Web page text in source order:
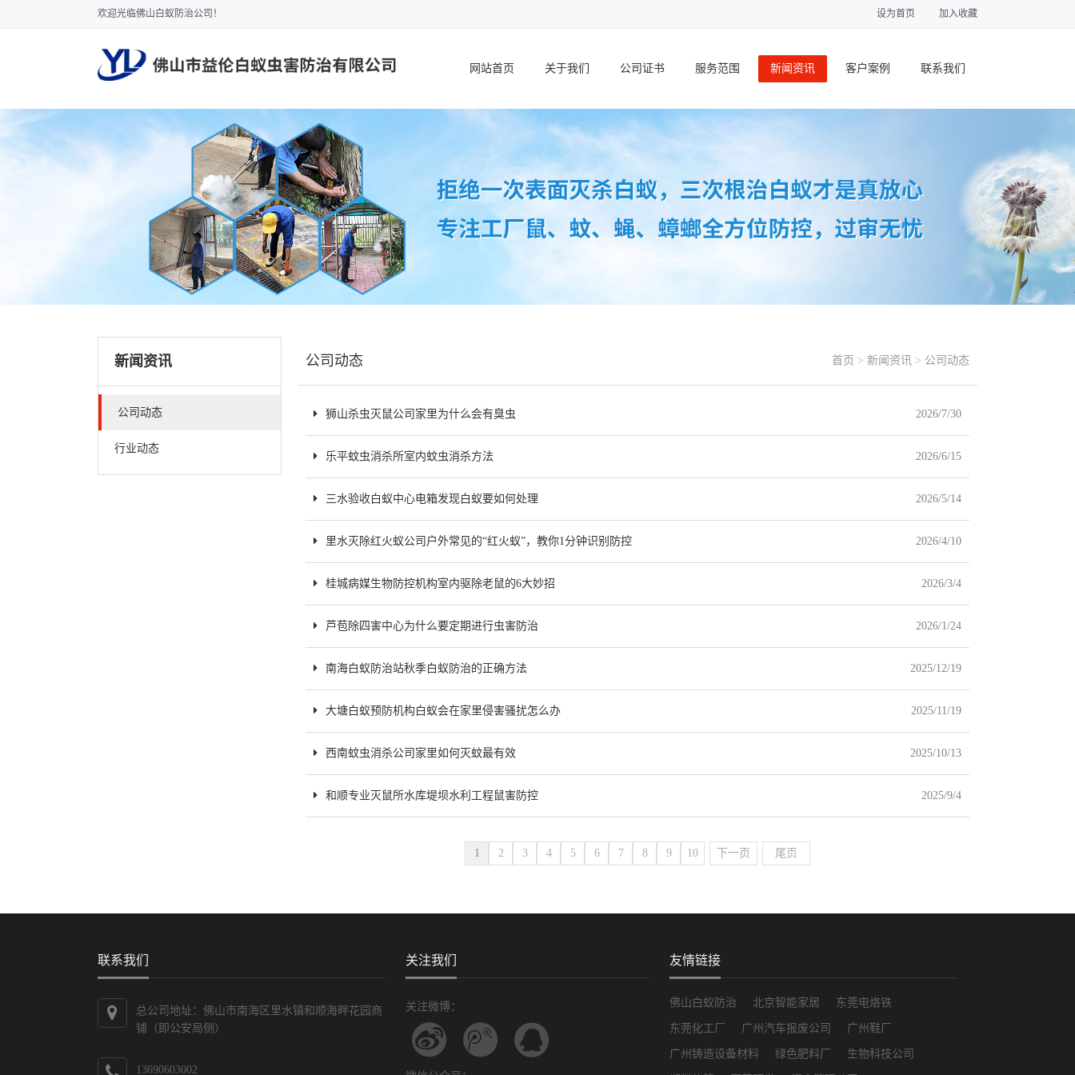
欢迎光临佛山白蚁防治公司！ 设为首页 加入收藏
网站首页 关于我们 公司证书 服务范围 新闻资讯 客户案例 联系我们
新闻资讯
公司动态
行业动态
公司动态 首页 > 新闻资讯 > 公司动态
狮山杀虫灭鼠公司家里为什么会有臭虫 2026/7/30
乐平蚊虫消杀所室内蚊虫消杀方法 2026/6/15
三水验收白蚁中心电箱发现白蚁要如何处理 2026/5/14
里水灭除红火蚁公司户外常见的“红火蚁”，教你1分钟识别防控 2026/4/10
桂城病媒生物防控机构室内驱除老鼠的6大妙招 2026/3/4
芦苞除四害中心为什么要定期进行虫害防治 2026/1/24
南海白蚁防治站秋季白蚁防治的正确方法 2025/12/19
大塘白蚁预防机构白蚁会在家里侵害骚扰怎么办 2025/11/19
西南蚊虫消杀公司家里如何灭蚊最有效 2025/10/13
和顺专业灭鼠所水库堤坝水利工程鼠害防控 2025/9/4
1 2 3 4 5 6 7 8 9 10 下一页 尾页
联系我们
总公司地址：佛山市南海区里水镇和顺海畔花园商
铺（即公安局侧）
13690603002
关注我们
关注微博：
友情链接
佛山白蚁防治 北京智能家居 东莞电烙铁
东莞化工厂 广州汽车报废公司 广州鞋厂
广州铸造设备材料 绿色肥料厂 生物科技公司